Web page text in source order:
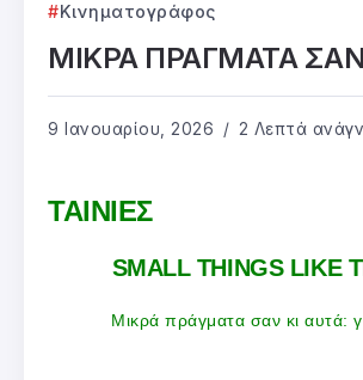
Κινηματογράφος
ΜΙΚΡΑ ΠΡΑΓΜΑΤΑ
9 Ιανουαρίου, 2026 2 Λεπτά
ΤΑΙΝΙΕΣ
SMALL THINGS LIKE
Μικρά πράγματα σαν κι αυτά: